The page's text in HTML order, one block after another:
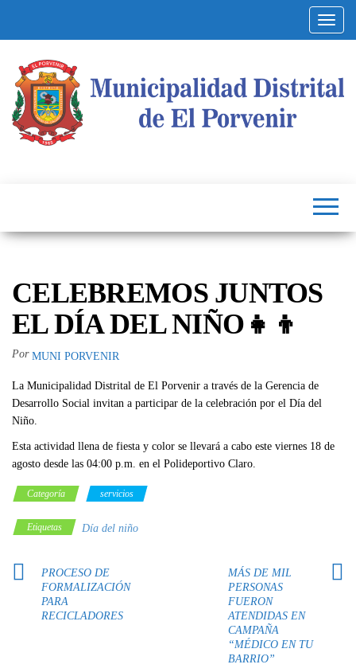
CELEBREMOS JUNTOS
EL DÍA DEL NIÑO👧👦
Por MUNI PORVENIR
La Municipalidad Distrital de El Porvenir a través de la Gerencia de
Desarrollo Social invitan a participar de la celebración por el Día del
Niño.
Esta actividad llena de fiesta y color se llevará a cabo este viernes 18 de
agosto desde las 04:00 p.m. en el Polideportivo Claro.
Categoría servicios
Etiquetas Día del niño
PROCESO DE
FORMALIZACIÓN
PARA
RECICLADORES
MÁS DE MIL
PERSONAS
FUERON
ATENDIDAS EN
CAMPAÑA
“MÉDICO EN TU
BARRIO”